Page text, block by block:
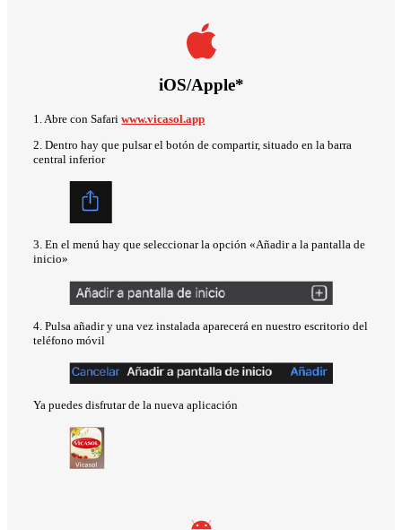
iOS/Apple*
1. Abre con Safariwww.vicasol.app
2. Dentro hay que pulsar el botón de compartir, situado en la barra
central inferior
3. En el menú hay que seleccionar la opción «Añadir a la pantalla de
inicio»
4. Pulsa añadir y una vez instalada aparecerá en nuestro escritorio del
teléfono móvil
Ya puedes disfrutar de la nueva aplicación